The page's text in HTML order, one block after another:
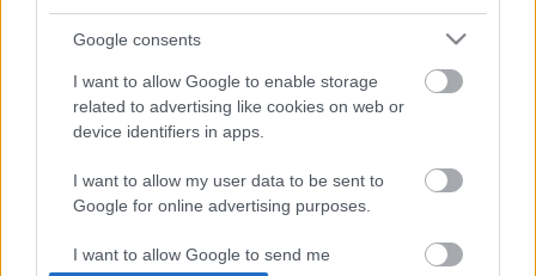
Google consents
I want to allow Google to enable storage
related to advertising like cookies on web or
device identifiers in apps.
I want to allow my user data to be sent to
Google for online advertising purposes.
I want to allow Google to send me
Ατρόμητος Αθηνών
Κηφισιά
διατίθεται στους επισκέπτες αυστηρά για προσωπική χρήση.
Απαγορεύεται η χρήση ή επανεκπομπή του, σε οποιοδήποτε μέσο,
μετά ή άνευ επεξεργασίας, χωρίς γραπτή άδεια του εκδότη.
ΑΘΛΗΜΑΤΑ